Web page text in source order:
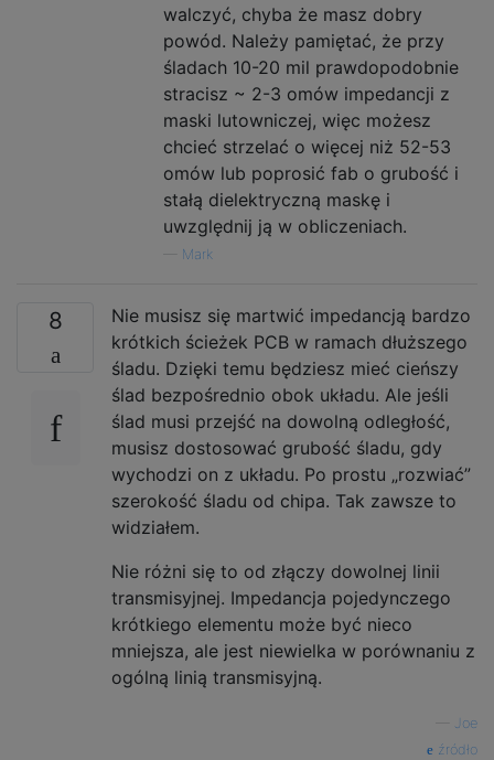
walczyć, chyba że masz dobry
powód. Należy pamiętać, że przy
śladach 10-20 mil prawdopodobnie
stracisz ~ 2-3 omów impedancji z
maski lutowniczej, więc możesz
chcieć strzelać o więcej niż 52-53
omów lub poprosić fab o grubość i
stałą dielektryczną maskę i
uwzględnij ją w obliczeniach.
Mark
8
Nie musisz się martwić impedancją bardzo
krótkich ścieżek PCB w ramach dłuższego
śladu. Dzięki temu będziesz mieć cieńszy
ślad bezpośrednio obok układu. Ale jeśli
ślad musi przejść na dowolną odległość,
musisz dostosować grubość śladu, gdy
wychodzi on z układu. Po prostu „rozwiać”
szerokość śladu od chipa. Tak zawsze to
widziałem.
Nie różni się to od złączy dowolnej linii
transmisyjnej. Impedancja pojedynczego
krótkiego elementu może być nieco
mniejsza, ale jest niewielka w porównaniu z
ogólną linią transmisyjną.
Joe
źródło